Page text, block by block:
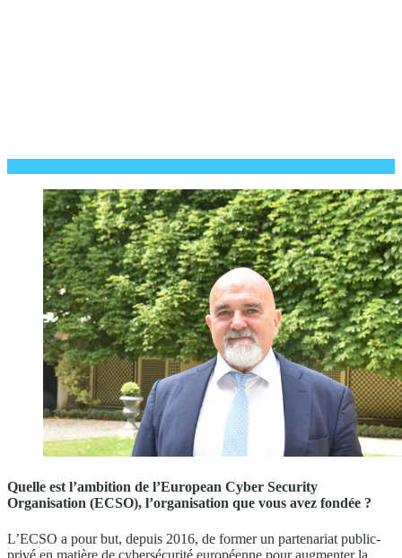
Quelle est l’ambition de l’European Cyber Security
Organisation (ECSO), l’organisation que vous avez fondée ?
L’ECSO a pour but, depuis 2016, de former un partenariat public-
privé en matière de cybersécurité européenne pour augmenter la